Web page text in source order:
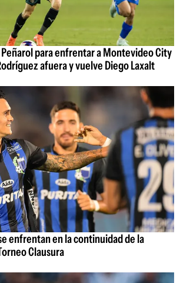
Peñarol para enfrentar a Montevideo City
afuera y vuelve Diego Laxalt
enfrentan en la continuidad de la
Clausura